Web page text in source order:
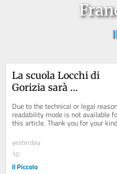
La scuola Locchi di
Gorizia sarà
milioni: resta il nodo
palestra alla Ascoli
Due to the technical or legal
readability mode is not available
this article. Thank you for your kind
yesterday
10
Il Piccolo